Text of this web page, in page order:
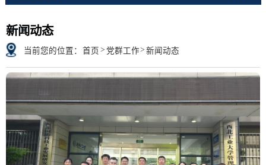
新闻动态
News
当前您的位置： 首页 > 党群工作> 新闻动态